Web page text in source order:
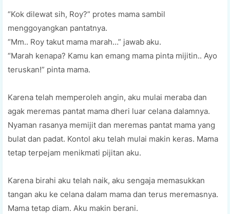
“Kok dilewat sih, Roy?” protes mama sambil
menggoyangkan pantatnya.
“Mm.. Roy takut mama marah…” jawab aku.
“Marah kenapa? Kamu kan emang mama pinta mijitin.. Ayo
teruskan!” pinta mama.
Karena telah memperoleh angin, aku mulai meraba dan
agak meremas pantat mama dheri luar celana dalamnya.
Nyaman rasanya memijit dan meremas pantat mama yang
bulat dan padat. Kontol aku telah mulai makin keras. Mama
tetap terpejam menikmati pijitan aku.
Karena birahi aku telah naik, aku sengaja memasukkan
tangan aku ke celana dalam mama dan terus meremasnya.
Mama tetap diam. Aku makin berani.